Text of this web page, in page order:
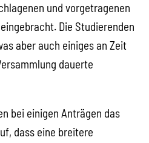
und vorgetragenen
Die Studierenden
aber auch einiges an Zeit
dauerte
bei einigen Anträgen das
dass eine breitere